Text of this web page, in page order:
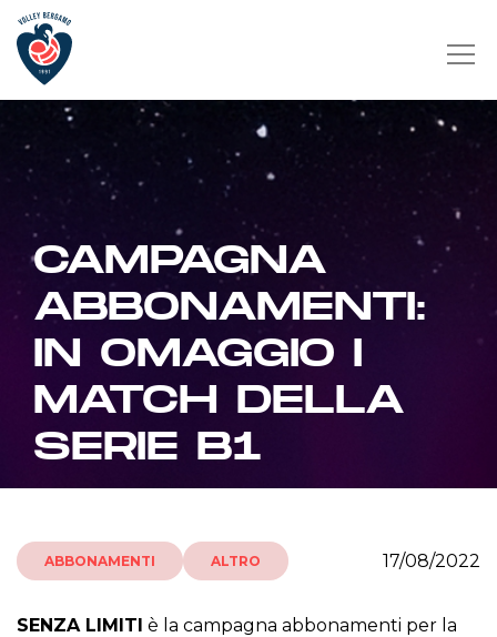
CAMPAGNA
ABBONAMENTI:
IN OMAGGIO I
MATCH DELLA
SERIE B1
ABBONAMENTI ALTRO 17/08/2022
SENZA LIMITI è la campagna abbonamenti per la